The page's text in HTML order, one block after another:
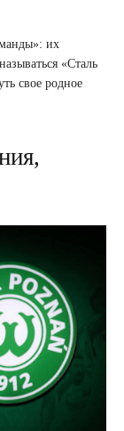
их
«Сталь
свое родное